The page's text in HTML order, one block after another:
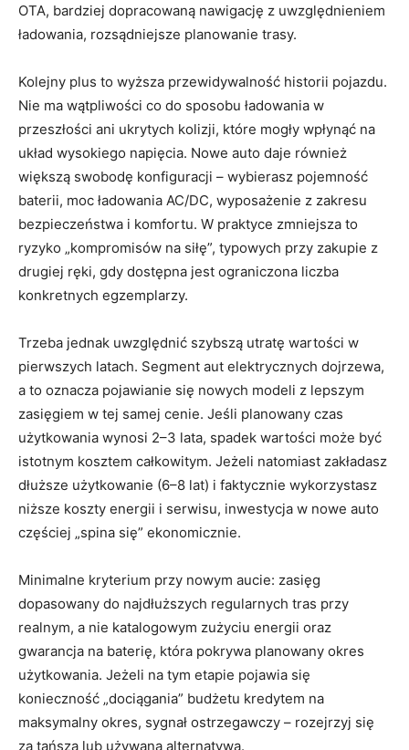
OTA, bardziej dopracowaną nawigację z uwzględnieniem
ładowania, rozsądniejsze planowanie trasy.
Kolejny plus to wyższa przewidywalność historii pojazdu.
Nie ma wątpliwości co do sposobu ładowania w
przeszłości ani ukrytych kolizji, które mogły wpłynąć na
układ wysokiego napięcia. Nowe auto daje również
większą swobodę konfiguracji – wybierasz pojemność
baterii, moc ładowania AC/DC, wyposażenie z zakresu
bezpieczeństwa i komfortu. W praktyce zmniejsza to
ryzyko „kompromisów na siłę”, typowych przy zakupie z
drugiej ręki, gdy dostępna jest ograniczona liczba
konkretnych egzemplarzy.
Trzeba jednak uwzględnić szybszą utratę wartości w
pierwszych latach. Segment aut elektrycznych dojrzewa,
a to oznacza pojawianie się nowych modeli z lepszym
zasięgiem w tej samej cenie. Jeśli planowany czas
użytkowania wynosi 2–3 lata, spadek wartości może być
istotnym kosztem całkowitym. Jeżeli natomiast zakładasz
dłuższe użytkowanie (6–8 lat) i faktycznie wykorzystasz
niższe koszty energii i serwisu, inwestycja w nowe auto
częściej „spina się” ekonomicznie.
Minimalne kryterium przy nowym aucie: zasięg
dopasowany do najdłuższych regularnych tras przy
realnym, a nie katalogowym zużyciu energii oraz
gwarancja na baterię, która pokrywa planowany okres
użytkowania. Jeżeli na tym etapie pojawia się
konieczność „dociągania” budżetu kredytem na
maksymalny okres, sygnał ostrzegawczy – rozejrzyj się
za tańszą lub używaną alternatywą.